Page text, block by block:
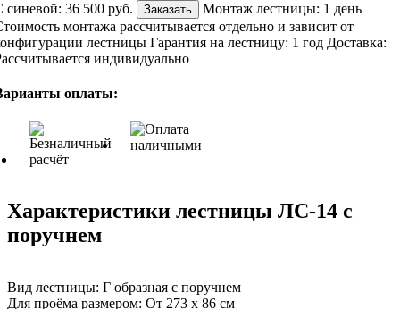
синевой: 36 500 руб. Заказать Монтаж лестницы: 1 день
монтажа рассчитывается отдельно и зависит от
лестницы Гарантия на лестницу: 1 год Доставка:
индивидуально
оплаты:
Характеристики лестницы ЛС-14 с
поручнем
Вид лестницы: Г образная с поручнем
Для проёма размером: От 273 х 86 см